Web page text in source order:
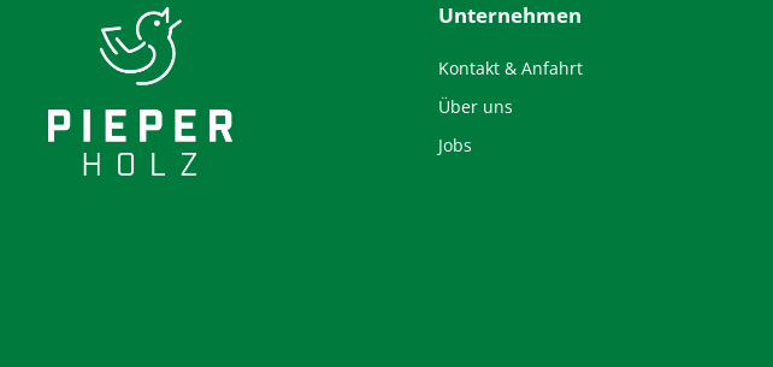
Unternehmen
Kontakt & Anfahrt
Über uns
Jobs